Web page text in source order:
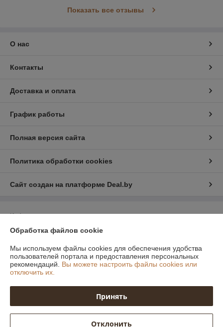
Показать все отзывы
О нас
Контакты
Доставка и оплата
График работы
Полная версия сайта
Политика обработки cookies
Сайт создан на платформе Deal.by
Информация для покупателя
Юридическое лицо:Общество с ограниченной ответственностью
МИнская область, Смолевичский район, аг. Слобода, ул Машерова, 33 -
6
Регистрационный номер ЕГР: 693305155
Регистрационный орган: Смолевичский Райисполком
Дата регистрации компании: 18.11.2024
Обработка файлов cookie
Мы используем файлы cookies для обеспечения удобства
пользователей портала и предоставления персональных
рекомендаций. Вы можете настроить файлы cookies или
отключить их.
Принять
Отклонить